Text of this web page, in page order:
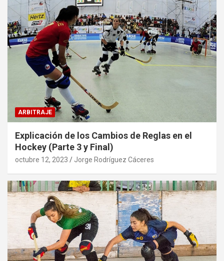
ARBITRAJE
Explicación de los Cambios de Reglas en el
Hockey (Parte 3 y Final)
octubre 12, 2023 Jorge Rodríguez Cáceres